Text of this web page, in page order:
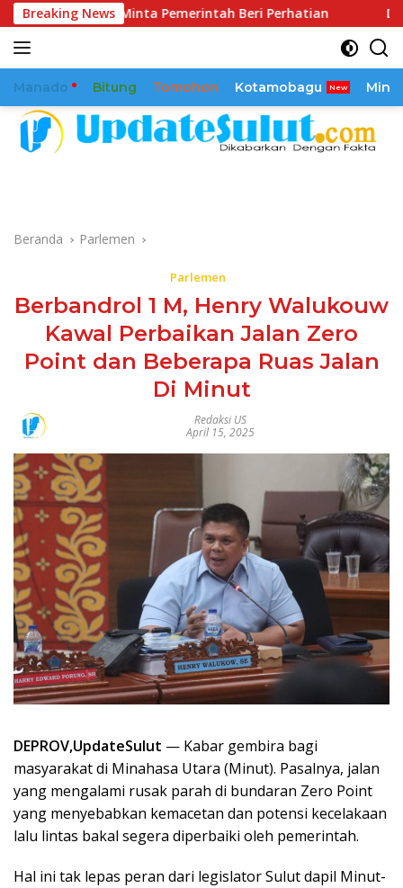
Langsung
ke
konten
Breaking News
Minta Pemerintah Beri Perhatian Dikawal Sejak
Manado Bitung Tomohon Kotamobagu
Beranda Parlemen
Parlemen
Berbandrol 1 M, Henry Walukouw
Kawal Perbaikan Jalan Zero
Point dan Beberapa Ruas Jalan
Di Minut
Redaksi US
April 15, 2025
DEPROV,UpdateSulut — Kabar gembira bagi
masyarakat di Minahasa Utara (Minut). Pasalnya, jalan
yang mengalami rusak parah di bundaran Zero Point
yang menyebabkan kemacetan dan potensi kecelakaan
lalu lintas bakal segera diperbaiki oleh pemerintah.
Hal ini tak lepas peran dari legislator Sulut dapil Minut-